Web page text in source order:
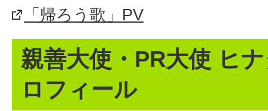
「帰ろう歌」PV
親善大使・PR大使 ヒ
ロフィール